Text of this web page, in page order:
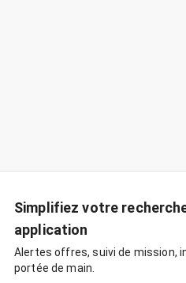
Simplifiez votre
application
Alertes offres, suivi de mission,
portée de main.